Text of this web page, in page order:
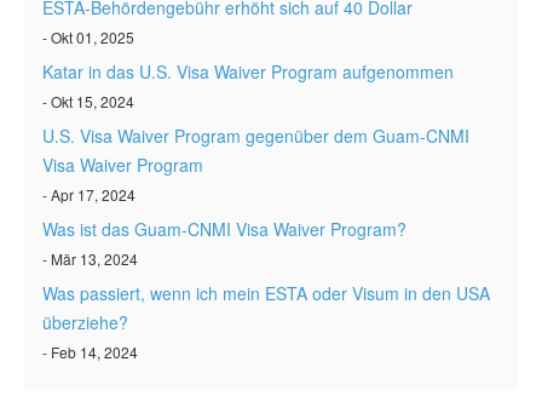
ESTA-Behördengebühr erhöht sich auf 40 Dollar
- Okt 01, 2025
Katar in das U.S. Visa Waiver Program aufgenommen
- Okt 15, 2024
U.S. Visa Waiver Program gegenüber dem Guam-CNMI
Visa Waiver Program
- Apr 17, 2024
Was ist das Guam-CNMI Visa Waiver Program?
- Mär 13, 2024
Was passiert, wenn ich mein ESTA oder Visum in den USA
überziehe?
- Feb 14, 2024